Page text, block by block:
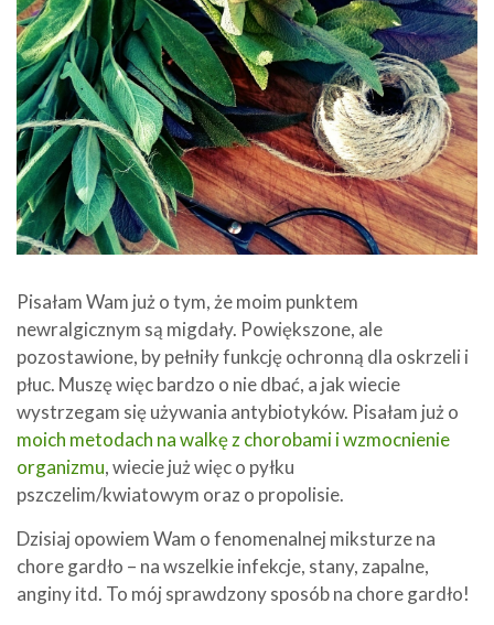
Pisałam Wam już o tym, że moim punktem
newralgicznym są migdały. Powiększone, ale
pozostawione, by pełniły funkcję ochronną dla oskrzeli i
płuc. Muszę więc bardzo o nie dbać, a jak wiecie
wystrzegam się używania antybiotyków. Pisałam już o
moich metodach na walkę z chorobami i wzmocnienie
organizmu, wiecie już więc o pyłku
pszczelim/kwiatowym oraz o propolisie.
Dzisiaj opowiem Wam o fenomenalnej miksturze na
chore gardło – na wszelkie infekcje, stany, zapalne,
anginy itd. To mój sprawdzony sposób na chore gardło!